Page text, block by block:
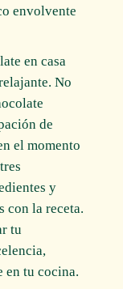
envolvente
en casa
No
de
el momento
y
con la receta.
tu
tu cocina.